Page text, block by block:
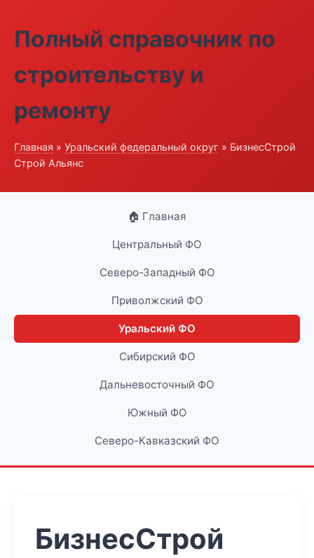
Полный справочник по
строительству и
ремонту
Главная » Уральский федеральный округ » БизнесСтрой
Строй Альянс
🏠 Главная
Центральный ФО
Северо-Западный ФО
Приволжский ФО
Уральский ФО
Сибирский ФО
Дальневосточный ФО
Южный ФО
Северо-Кавказский ФО
БизнесСтрой